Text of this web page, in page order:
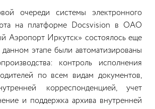
очереди системы электронного
на платформе Docsvision в ОАО
Аэропорт Иркутск» состоялось еще
этапе были автоматизированы
контроль исполнения
по всем видам документов,
корреспонденцией, учет
и поддержка архива внутренней